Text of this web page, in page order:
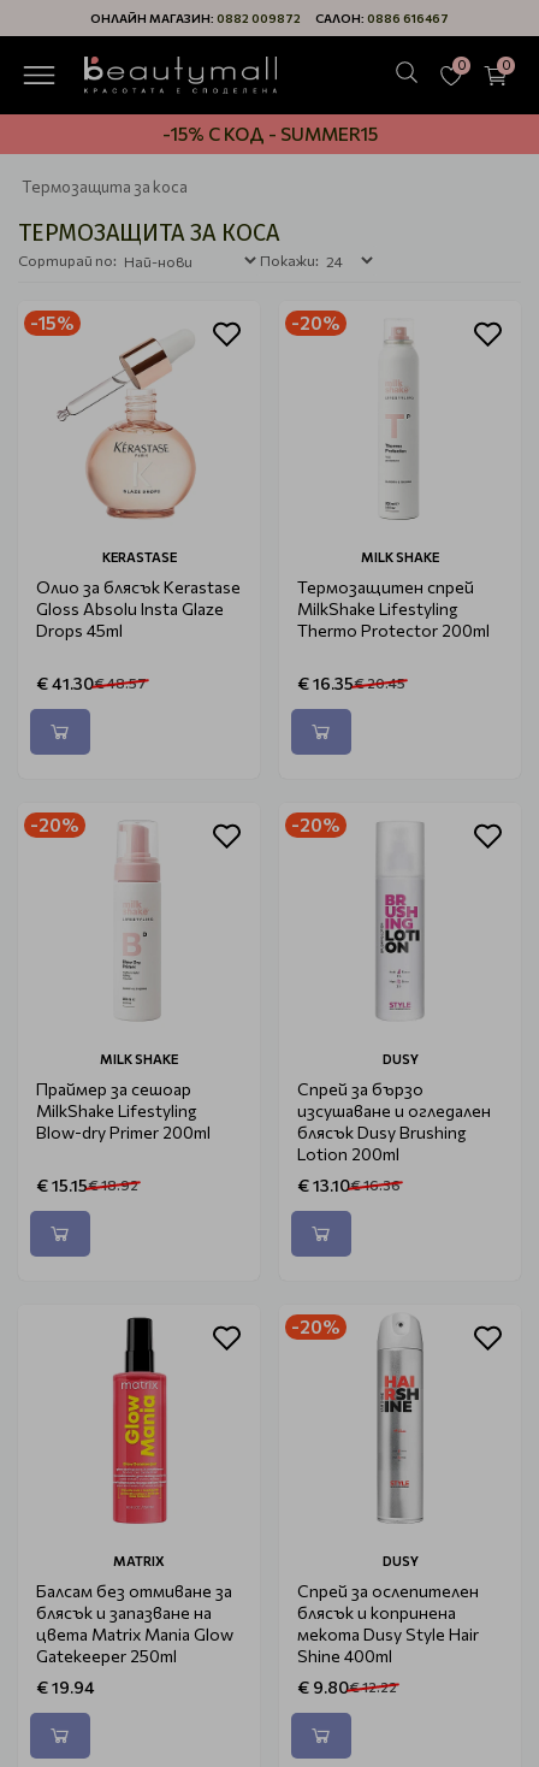
ОНЛАЙН МАГАЗИН: 0882 009872 САЛОН: 0886 616467
0 0
-15% С КОД - SUMMER15
Термозащита за коса
ТЕРМОЗАЩИТА ЗА КОСА
Сортирай по: Покажи:
-15%
KERASTASE
Олио за блясък Kerastase
Gloss Absolu Insta Glaze
Drops 45ml
€ 41.30€ 48.57
-20%
MILK SHAKE
Термозащитен спрей
MilkShake Lifestyling
Thermo Protector 200ml
€ 16.35€ 20.45
-20%
MILK SHAKE
Праймер за сешоар
MilkShake Lifestyling
Blow-dry Primer 200ml
€ 15.15€ 18.92
-20%
DUSY
Спрей за бързо
изсушаване и огледален
блясък Dusy Brushing
Lotion 200ml
€ 13.10€ 16.36
MATRIX
Балсам без отмиване за
блясък и запазване на
цвета Matrix Mania Glow
Gatekeeper 250ml
€ 19.94
-20%
DUSY
Спрей за ослепителен
блясък и копринена
мекота Dusy Style Hair
Shine 400ml
€ 9.80€ 12.22